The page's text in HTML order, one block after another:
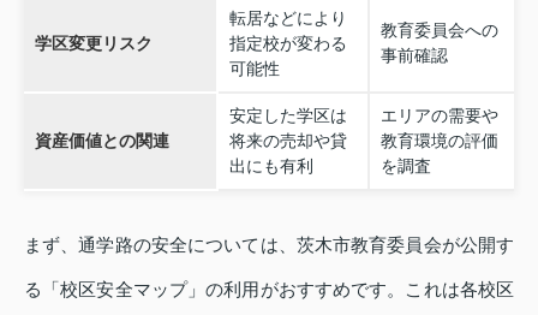
学区変更リスク
転居などにより
指定校が変わる
可能性
教育委員会への
事前確認
資産価値との関連
安定した学区は
将来の売却や貸
出にも有利
エリアの需要や
教育環境の評価
を調査
まず、通学路の安全については、茨木市教育委員会が公開す
る「校区安全マップ」の利用がおすすめです。これは各校区